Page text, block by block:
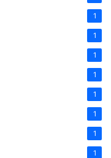
1
1
1
1
1
1
1
1